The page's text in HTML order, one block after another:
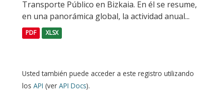
Transporte Público en Bizkaia. En él se resume,
en una panorámica global, la actividad anual...
PDF XLSX
Usted también puede acceder a este registro utilizando
los API (ver API Docs).